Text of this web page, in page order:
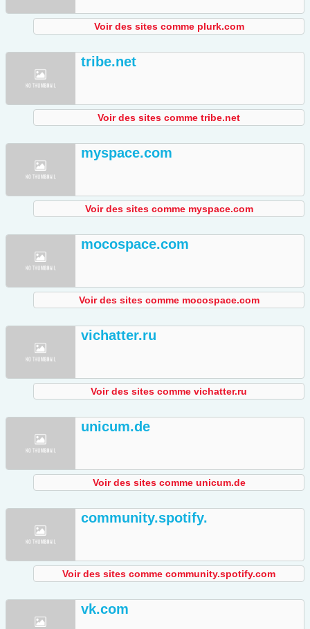
Voir des sites comme plurk.com
tribe.net
Voir des sites comme tribe.net
myspace.com
Voir des sites comme myspace.com
mocospace.com
Voir des sites comme mocospace.com
vichatter.ru
Voir des sites comme vichatter.ru
unicum.de
Voir des sites comme unicum.de
community.spotify.
Voir des sites comme community.spotify.com
vk.com